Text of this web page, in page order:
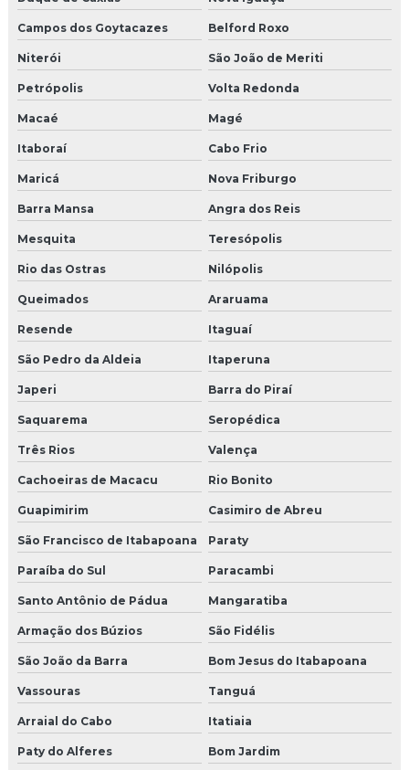
Campos dos Goytacazes Belford Roxo
Niterói São João de Meriti
Petrópolis Volta Redonda
Macaé Magé
Itaboraí Cabo Frio
Maricá Nova Friburgo
Barra Mansa Angra dos Reis
Mesquita Teresópolis
Rio das Ostras Nilópolis
Queimados Araruama
Resende Itaguaí
São Pedro da Aldeia Itaperuna
Japeri Barra do Piraí
Saquarema Seropédica
Três Rios Valença
Cachoeiras de Macacu Rio Bonito
Guapimirim Casimiro de Abreu
São Francisco de Itabapoana Paraty
Paraíba do Sul Paracambi
Santo Antônio de Pádua Mangaratiba
Armação dos Búzios São Fidélis
São João da Barra Bom Jesus do Itabapoana
Vassouras Tanguá
Arraial do Cabo Itatiaia
Paty do Alferes Bom Jardim